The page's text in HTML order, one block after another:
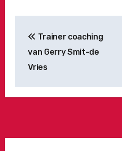
navigatie
Trainer coaching
van Gerry Smit-de
Vries